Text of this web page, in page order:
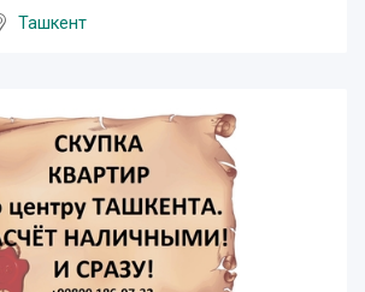
Ташкент